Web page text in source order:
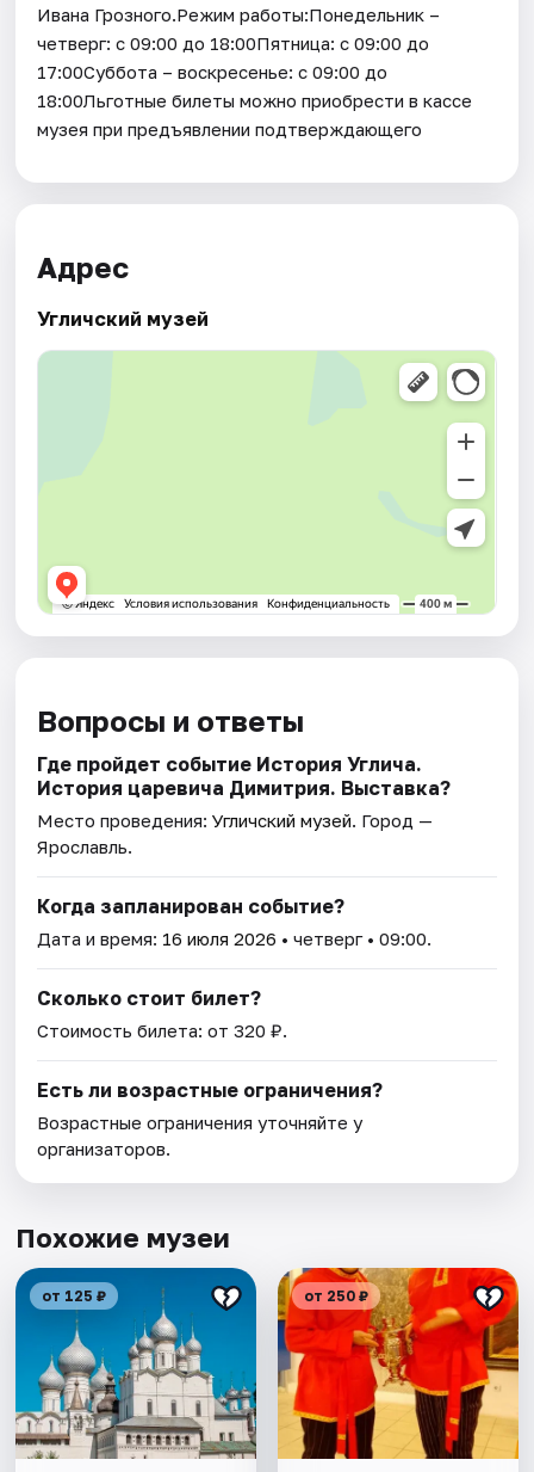
Ивана Грозного.Режим работы:Понедельник –
четверг: с 09:00 до 18:00Пятница: с 09:00 до
17:00Суббота – воскресенье: с 09:00 до
18:00Льготные билеты можно приобрести в кассе
музея при предъявлении подтверждающего
Адрес
Угличский музей
Вопросы и ответы
Где пройдет событие История Углича.
История царевича Димитрия. Выставка?
Место проведения:Угличский музей. Город —
Ярославль.
Когда запланирован событие?
Дата и время: 16 июля 2026 • четверг • 09:00.
Сколько стоит билет?
Стоимость билета: от 320 ₽.
Есть ли возрастные ограничения?
Возрастные ограничения уточняйте у
организаторов.
Похожие музеи
от 125 ₽ от 250 ₽